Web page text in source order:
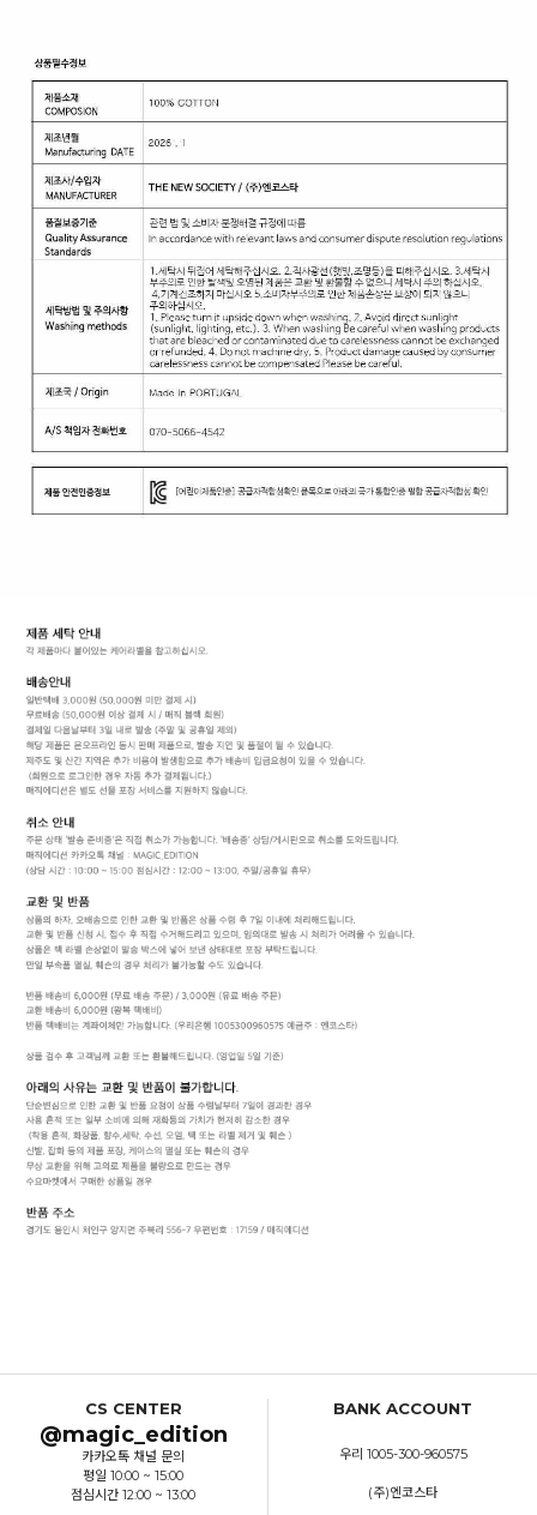
CS CENTER
@magic_edition
카카오톡 채널 문의
평일 10:00 ~ 15:00
점심시간 12:00 ~ 13:00
BANK ACCOUNT
우리 1005-300-960575
(주)엔코스타